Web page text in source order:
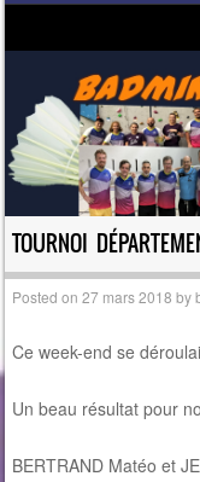
TOURNOI
Posted on27 mars 2018 by
Ce week-end se
Un beau résultat pour
BERTRAND Matéo et